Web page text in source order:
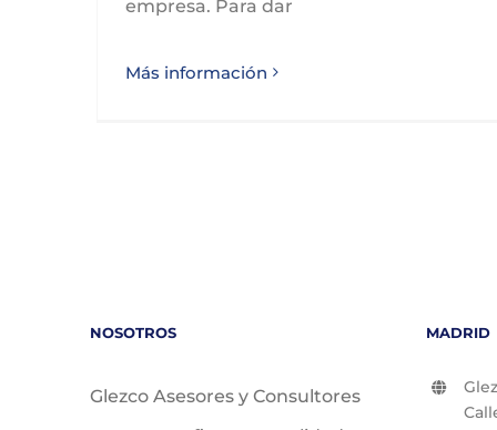
empresa. Para dar
Más información
NOSOTROS
Glezco Asesores y Consultores
MADRID